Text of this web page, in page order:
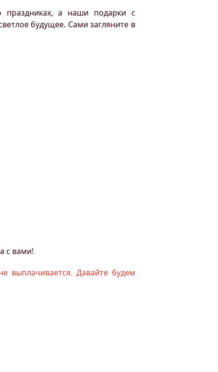
праздниках, а наши подарки с
будущее. Сами загляните в
с вами!
выплачивается. Давайте будем